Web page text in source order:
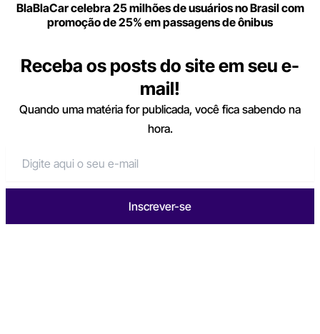
BlaBlaCar celebra 25 milhões de usuários no Brasil com
promoção de 25% em passagens de ônibus
Receba os posts do site em seu e-
mail!
Quando uma matéria for publicada, você fica sabendo na
hora.
Inscrever-se